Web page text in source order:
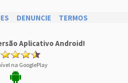
DENUNCIE TERMOS
Aplicativo Android!
na GooglePlay